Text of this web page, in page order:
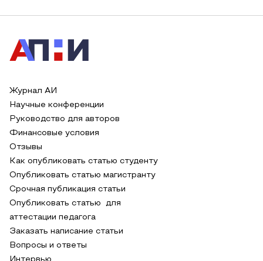
Журнал АИ
Научные конференции
Руководство для авторов
Финансовые условия
Отзывы
Как опубликовать статью студенту
Опубликовать статью магистранту
Срочная публикация статьи
Опубликовать статью для
аттестации педагога
Заказать написание статьи
Вопросы и ответы